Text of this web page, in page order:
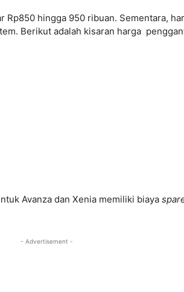
Rp850 hingga 950 ribuan. Sementara,
Berikut adalah kisaran harga
Avanza dan Xenia memiliki biaya
- Advertisement -